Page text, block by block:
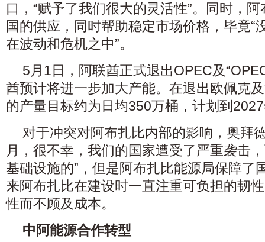
口，“赋予了我们很大的灵活性”。同时，
国的供应，同时帮助稳定市场价格，毕竟“
在波动和危机之中”。
5月1日，阿联酋正式退出OPEC及
酋预计将进一步加大产能。在退出欧佩克
的产量目标约为日均350万桶，计划到
对于冲突对阿布扎比内部的影响，奥拜
月，很不幸，我们的国家遭受了严重袭击
基础设施的”，但是阿布扎比能源局保障了
来阿布扎比在建设时一直注重可负担的韧
性而不顾及成本。
中阿能源合作转型